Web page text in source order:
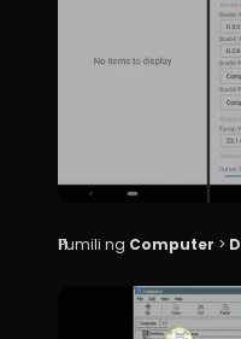
Pumili ng Computer > D